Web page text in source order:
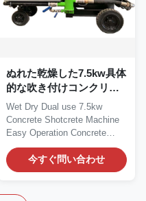
ぬれた乾燥した7.5kw具体
的な吹き付けコンクリー
ト機械供給のGuniteのス
プレーヤー
Wet Dry Dual use 7.5kw
Concrete Shotcrete Machine
Easy Operation Concrete
Shotcrete Machine...
今すぐ問い合わせ